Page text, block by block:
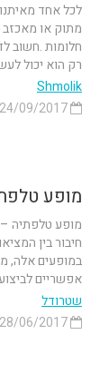
לכל אחד
מתוק או
חלומות .חשוב
רק הוא יכול
Shmolik
מופע
מופע טלפתיה
חיבור בין
במופעים אלה,
אפשריים
שטרודל